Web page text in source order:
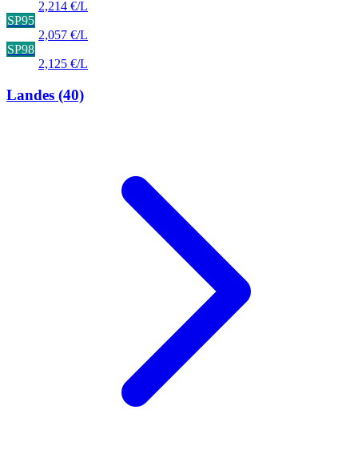
2,214 €/L
SP95
2,057 €/L
SP98
2,125 €/L
Landes (40)